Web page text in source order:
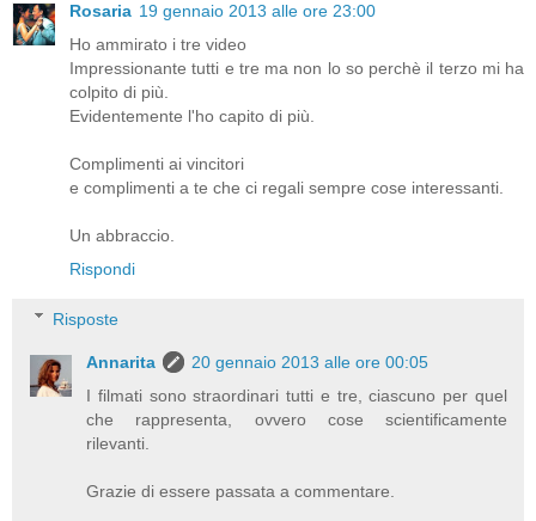
Rosaria 19 gennaio 2013 alle ore 23:00
Ho ammirato i tre video
Impressionante tutti e tre ma non lo so perchè il terzo mi ha
colpito di più.
Evidentemente l'ho capito di più.
Complimenti ai vincitori
e complimenti a te che ci regali sempre cose interessanti.
Un abbraccio.
Rispondi
Risposte
Annarita
20 gennaio 2013 alle ore 00:05
I filmati sono straordinari tutti e tre, ciascuno per quel
che rappresenta, ovvero cose scientificamente
rilevanti.
Grazie di essere passata a commentare.